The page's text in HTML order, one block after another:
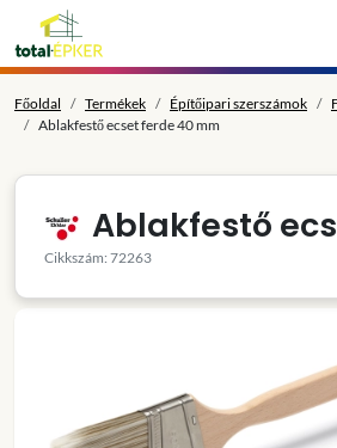
Főoldal Termékek Építőipari szerszámok
Ablakfestő ecset ferde 40 mm
Ablakfestő
Cikkszám: 72263